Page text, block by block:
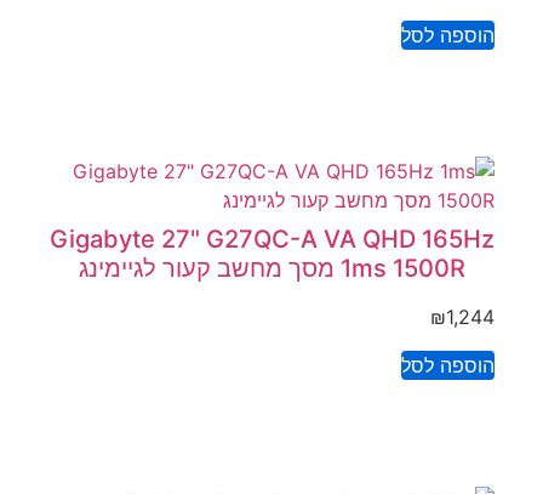
הוספה לסל
Gigabyte 27" G27QC-A VA QHD 165Hz
1ms 1500R מסך מחשב קעור לגיימינג
₪1,244
הוספה לסל